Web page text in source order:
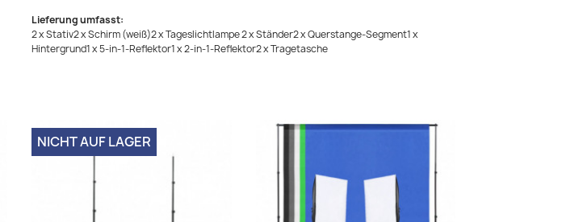
Lieferung umfasst:
2 x Stativ2 x Schirm (weiß)2 x Tageslichtlampe 2 x Ständer2 x Querstange-Segment1 x
Hintergrund1 x 5-in-1-Reflektor1 x 2-in-1-Reflektor2 x Tragetasche
NICHT AUF LAGER